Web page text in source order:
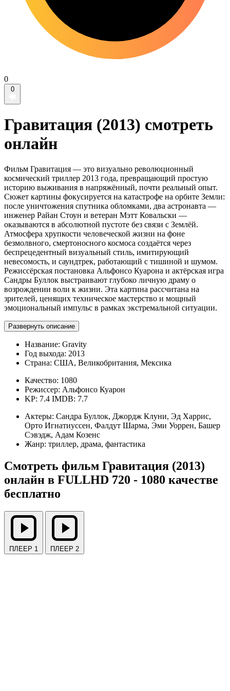
0
0
Гравитация (2013) смотреть
онлайн
Фильм Гравитация — это визуально революционный
космический триллер 2013 года, превращающий простую
историю выживания в напряжённый, почти реальный опыт.
Сюжет картины фокусируется на катастрофе на орбите Земли:
после уничтожения спутника обломками, два астронавта —
инженер Райан Стоун и ветеран Мэтт Ковальски —
оказываются в абсолютной пустоте без связи с Землёй.
Атмосфера хрупкости человеческой жизни на фоне
безмолвного, смертоносного космоса создаётся через
беспрецедентный визуальный стиль, имитирующий
невесомость, и саундтрек, работающий с тишиной и шумом.
Режиссёрская постановка Альфонсо Куарона и актёрская игра
Сандры Буллок выстраивают глубоко личную драму о
возрождении воли к жизни. Эта картина рассчитана на
зрителей, ценящих техническое мастерство и мощный
эмоциональный импульс в рамках экстремальной ситуации.
Развернуть описание
Название: Gravity
Год выхода: 2013
Страна: США, Великобритания, Мексика
Качество: 1080
Режиссер: Альфонсо Куарон
KP: 7.4 IMDB: 7.7
Актеры: Сандра Буллок, Джордж Клуни, Эд Харрис,
Орто Игнатиуссен, Фалдут Шарма, Эми Уоррен, Башер
Сэвэдж, Адам Козенс
Жанр: триллер, драма, фантастика
Смотреть фильм Гравитация (2013)
онлайн в FULLHD 720 - 1080 качестве
бесплатно
ПЛЕЕР 1 ПЛЕЕР 2